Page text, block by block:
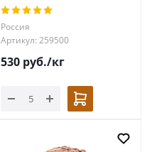
Россия
Артикул: 259500
530 руб./кг